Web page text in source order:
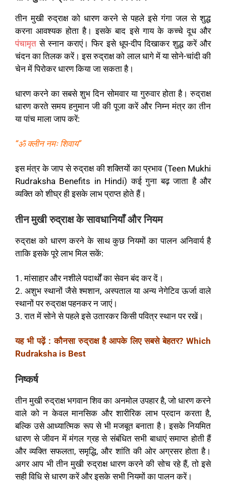
तीन मुखी रुद्राक्ष को धारण करने से पहले इसे गंगा जल से शुद्ध
करना आवश्यक होता है। इसके बाद इसे गाय के कच्चे दूध और
पंचामृत से स्नान कराएं। फिर इसे धूप-दीप दिखाकर शुद्ध करें और
चंदन का तिलक करें। इस रुद्राक्ष को लाल धागे में या सोने-चांदी की
चेन में पिरोकर धारण किया जा सकता है।
धारण करने का सबसे शुभ दिन सोमवार या गुरुवार होता है। रुद्राक्ष
धारण करते समय हनुमान जी की पूजा करें और निम्न मंत्र का तीन
या पांच माला जाप करें:
“ॐ क्लीन नमः शिवाय”
इस मंत्र के जाप से रुद्राक्ष की शक्तियों का प्रभाव (Teen Mukhi
Rudraksha Benefits in Hindi)कई गुना बढ़ जाता है और
व्यक्ति को शीघ्र ही इसके लाभ प्राप्त होते हैं।
तीन मुखी रुद्राक्ष के सावधानियाँ और नियम
रुद्राक्ष को धारण करने के साथ कुछ नियमों का पालन अनिवार्य है
ताकि इसके पूरे लाभ मिल सकें:
1. मांसाहार और नशीले पदार्थों का सेवन बंद कर दें।
2. अशुभ स्थानों जैसे श्मशान, अस्पताल या अन्य नेगेटिव ऊर्जा वाले
स्थानों पर रुद्राक्ष पहनकर न जाएं।
3. रात में सोने से पहले इसे उतारकर किसी पवित्र स्थान पर रखें।
यह भी पढ़ें : कौनसा रुद्राक्ष है आपके लिए सबसे बेहतर? Which
Rudraksha is Best
निष्कर्ष
तीन मुखी रुद्राक्ष भगवान शिव का अनमोल उपहार है, जो धारण करने
वाले को न केवल मानसिक और शारीरिक लाभ प्रदान करता है,
बल्कि उसे आध्यात्मिक रूप से भी मजबूत बनाता है। इसके नियमित
धारण से जीवन में मंगल ग्रह से संबंधित सभी बाधाएं समाप्त होती हैं
और व्यक्ति सफलता, समृद्धि, और शांति की ओर अग्रसर होता है।
अगर आप भी तीन मुखी रुद्राक्ष धारण करने की सोच रहे हैं, तो इसे
सही विधि से धारण करें और इसके सभी नियमों का पालन करें।